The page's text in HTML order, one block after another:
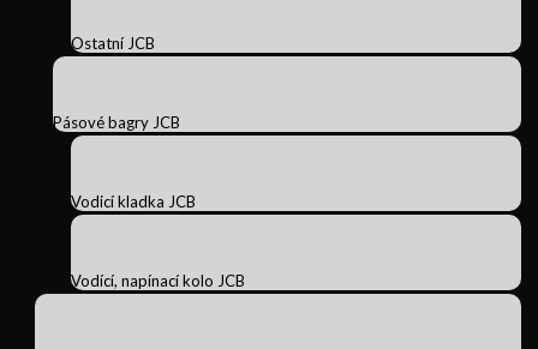
Ostatní JCB
Pásové bagry JCB
Vodicí kladka JCB
Vodící, napínací kolo JCB